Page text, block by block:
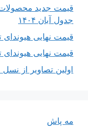
قیمت جدید
جدول آبان ۱۴۰۴
قیمت نهایی هیوندای
قیمت نهایی هیوندای
اولین تصاویر از نسل جدید
مه پاش